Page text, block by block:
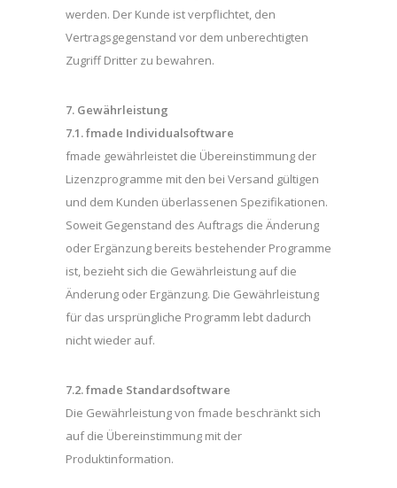
werden. Der Kunde ist verpflichtet, den
Vertragsgegenstand vor dem unberechtigten
Zugriff Dritter zu bewahren.
7. Gewährleistung
7.1. fmade Individualsoftware
fmade gewährleistet die Übereinstimmung der
Lizenzprogramme mit den bei Versand gültigen
und dem Kunden überlassenen Spezifikationen.
Soweit Gegenstand des Auftrags die Änderung
oder Ergänzung bereits bestehender Programme
ist, bezieht sich die Gewährleistung auf die
Änderung oder Ergänzung. Die Gewährleistung
für das ursprüngliche Programm lebt dadurch
nicht wieder auf.
7.2. fmade Standardsoftware
Die Gewährleistung von fmade beschränkt sich
auf die Übereinstimmung mit der
Produktinformation.